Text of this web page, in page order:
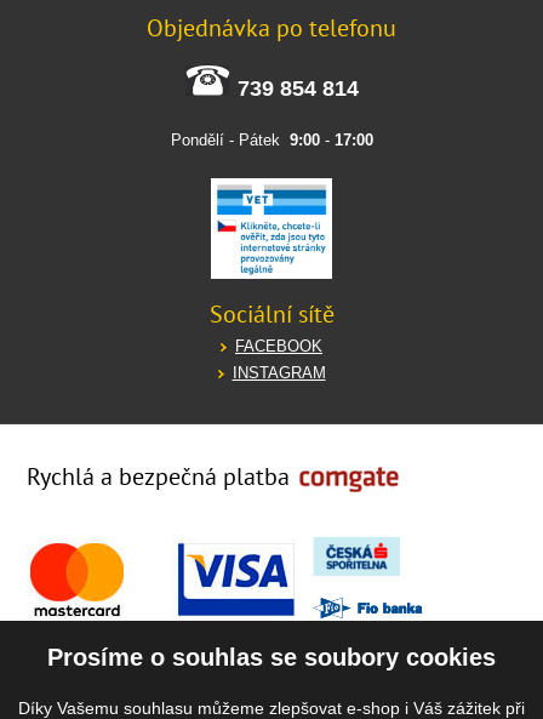
Objednávka po telefonu
739 854 814
Pondělí - Pátek 9:00- 17:00
Sociální sítě
FACEBOOK
INSTAGRAM
Rychlá a bezpečná platba
Prosíme o souhlas se soubory cookies
Díky Vašemu souhlasu můžeme zlepšovat e-shop i Váš zážitek při